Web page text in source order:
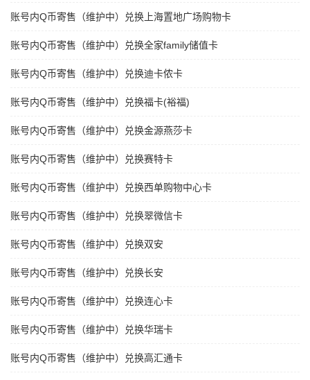
账号内Q币寄售（维护中）兑换上海置地广场购物卡
账号内Q币寄售（维护中）兑换全家family储值卡
账号内Q币寄售（维护中）兑换迪卡侬卡
账号内Q币寄售（维护中）兑换福卡(裕福)
账号内Q币寄售（维护中）兑换金源燕莎卡
账号内Q币寄售（维护中）兑换赛特卡
账号内Q币寄售（维护中）兑换西单购物中心卡
账号内Q币寄售（维护中）兑换翠微信卡
账号内Q币寄售（维护中）兑换双安
账号内Q币寄售（维护中）兑换长安
账号内Q币寄售（维护中）兑换连心卡
账号内Q币寄售（维护中）兑换华瑞卡
账号内Q币寄售（维护中）兑换高汇通卡